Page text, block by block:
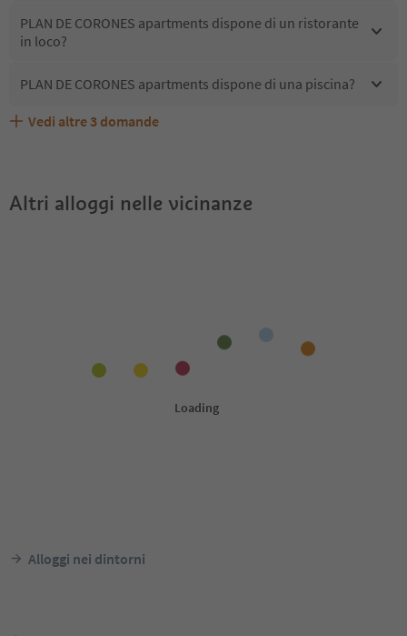
PLAN DE CORONES apartments dispone di un ristorante
in loco?
PLAN DE CORONES apartments dispone di una piscina?
PLAN DE CORONES apartments accetta animali
Quali servizi/attività sono disponibili presso PLAN DE
Gli ospiti di PLAN DE CORONES apartments ricevono
Vedi altre 3 domande
Altri alloggi nelle vicinanze
Alloggi nei dintorni